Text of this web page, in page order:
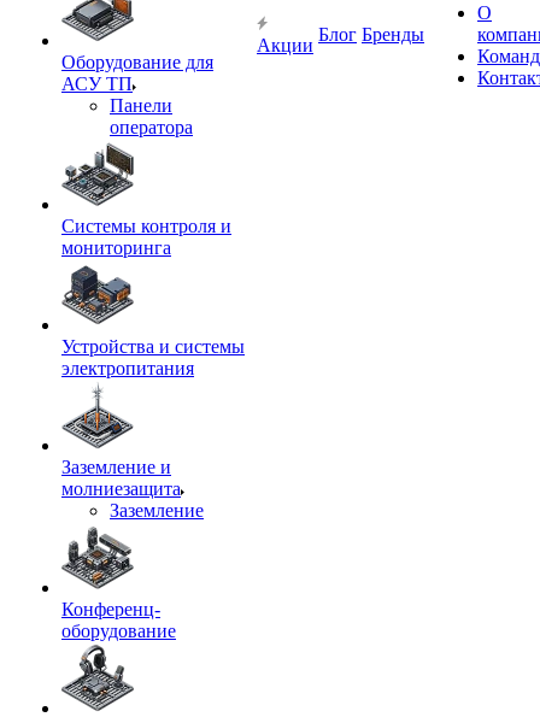
Оборудование для
АСУ ТП
Панели
оператора
Системы контроля и
мониторинга
Устройства и системы
электропитания
Заземление и
молниезащита
Заземление
Конференц-
оборудование
Акции
Блог Бренды
О